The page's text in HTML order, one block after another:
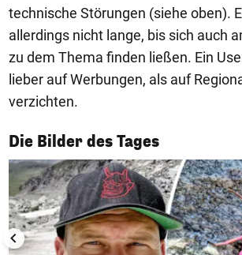
technische Störungen (siehe oben).
allerdings nicht lange, bis sich auch
zu dem Thema finden ließen. Ein
lieber auf Werbungen, als auf
verzichten.
Die Bilder des Tages
1/50